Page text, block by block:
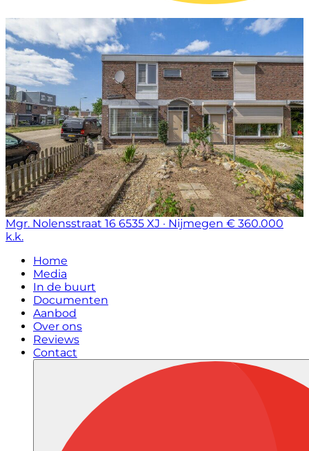
Mgr. Nolensstraat 16 6535 XJ · Nijmegen € 360.000
k.k.
Home
Media
In de buurt
Documenten
Aanbod
Over ons
Reviews
Contact